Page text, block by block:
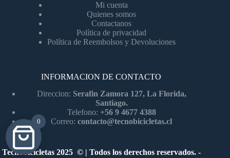
Mi cuenta
Quienes somos
Contactanos
Política de privacidad
Política de Reembolsos y Devoluciones
INFORMACION DE CONTACTO
Direccion: Serafin Zamora 127, La Florida,
Santiago.
Telefono: +56 9 4677 4388
Correo:contacto@tecnobicicletas.cl
Tecnobicicletas 2025 © | Todos los derechos reservados. -
0